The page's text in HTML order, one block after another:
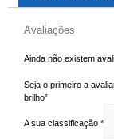
Avaliações
Ainda não existem
Seja o primeiro a
brilho”
A sua classificação *